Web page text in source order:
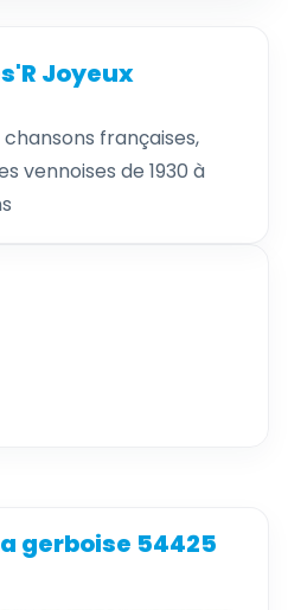
Joyeux
françaises,
vennoises de 1930 à
gerboise 54425